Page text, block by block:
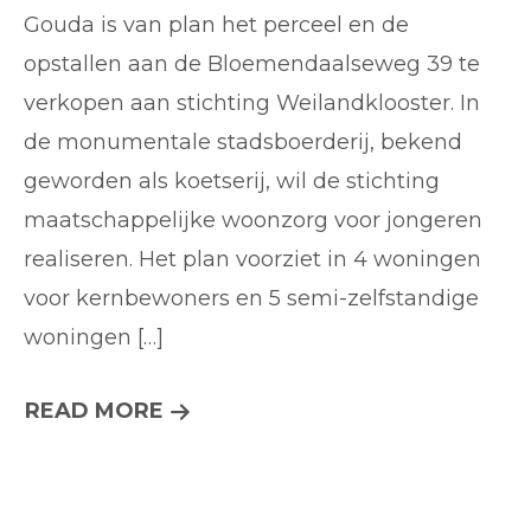
in
Gouda is van plan het perceel en de
opstallen aan de Bloemendaalseweg 39 te
verkopen aan stichting Weilandklooster. In
de monumentale stadsboerderij, bekend
geworden als koetserij, wil de stichting
maatschappelijke woonzorg voor jongeren
realiseren. Het plan voorziet in 4 woningen
voor kernbewoners en 5 semi-zelfstandige
woningen […]
READ MORE WONEN-